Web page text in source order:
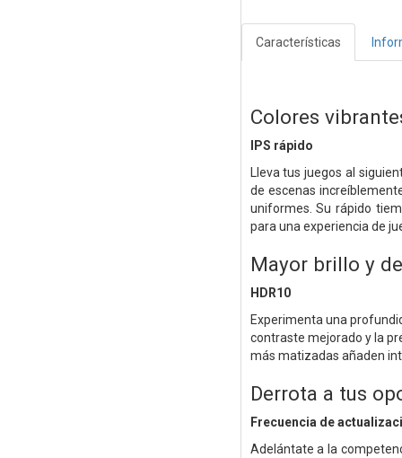
Características
Colores
IPS rápido
Lleva tus juegos al
de escenas
uniformes. Su rápido
para una experiencia de
Mayor brillo y
HDR10
Experimenta una
contraste mejorado y la
más matizadas añaden
Derrota a tus
Frecuencia de
Adelántate a la